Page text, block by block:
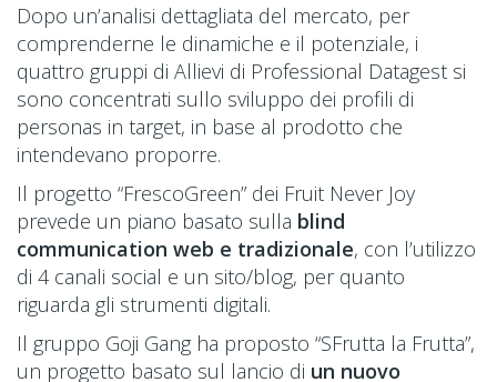
Dopo un’analisi dettagliata del mercato, per
comprenderne le dinamiche e il potenziale, i
quattro gruppi di Allievi di Professional Datagest si
sono concentrati sullo sviluppo dei profili di
personas in target, in base al prodotto che
intendevano proporre.
Il progetto “FrescoGreen” dei Fruit Never Joy
prevede un piano basato sulla blind
communication web e tradizionale, con l’utilizzo
di 4 canali social e un sito/blog, per quanto
riguarda gli strumenti digitali.
Il gruppo Goji Gang ha proposto “SFrutta la Frutta”,
un progetto basato sul lancio di un nuovo